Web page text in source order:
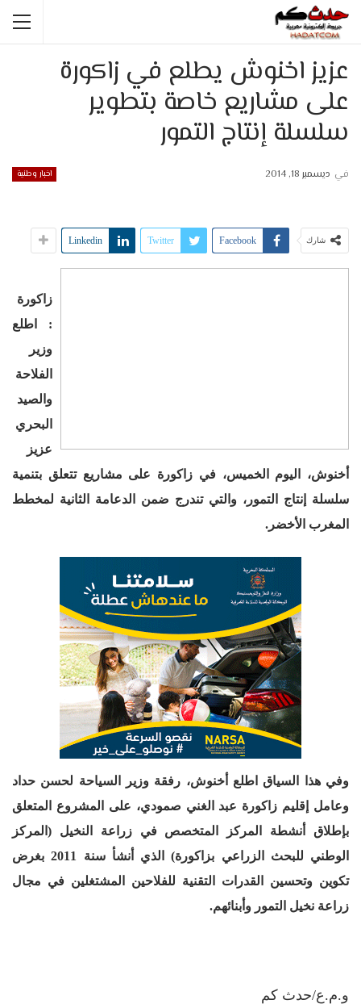
عزيز اخنوش يطلع في زاكورة
على مشاريع خاصة بتطوير
سلسلة إنتاج التمور
اخبار وطنية في ديسمبر 18, 2014
شارك Facebook
Twitter
Linkedin
زاكورة
: اطلع
وزير
الفلاحة
والصيد
البحري
عزيز
أخنوش، اليوم الخميس، في زاكورة على مشاريع تتعلق بتنمية
سلسلة إنتاج التمور، والتي تندرج ضمن الدعامة الثانية لمخطط
المغرب الأخضر .
وفي هذا السياق اطلع أخنوش، رفقة وزير السياحة لحسن حداد
وعامل إقليم زاكورة عبد الغني صمودي، على المشروع المتعلق
بإطلاق أنشطة المركز المتخصص في زراعة النخيل (المركز
الوطني للبحث الزراعي بزاكورة) الذي أنشأ سنة 2011 بغرض
تكوين وتحسين القدرات التقنية للفلاحين المشتغلين في مجال
زراعة نخيل التمور وأبنائهم.
و.م.ع/حدث كم